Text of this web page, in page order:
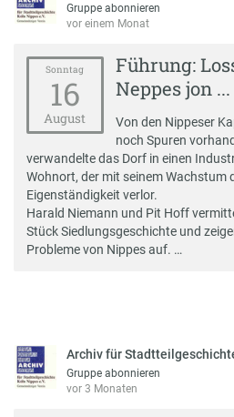
Gruppe abonnieren
vor einem Monat
Sonntag
16
August
Führung:
Neppes jon ...
Von den Nippeser
noch Spuren
verwandelte das Dorf in einen
Wohnort, der mit seinem Wachstum
Eigenständigkeit verlor.
Harald Niemann und Pit Hoff
Stück Siedlungsgeschichte und
Probleme von Nippes auf. …
Archiv für
Gruppe abonnieren
vor 3 Monaten